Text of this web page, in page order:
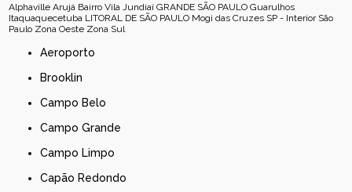
Alphaville Arujá Bairro Vila Jundiaí GRANDE SÃO PAULO Guarulhos
Itaquaquecetuba LITORAL DE SÃO PAULO Mogi das Cruzes SP - Interior São
Paulo Zona Oeste Zona Sul
Aeroporto
Brooklin
Campo Belo
Campo Grande
Campo Limpo
Capão Redondo